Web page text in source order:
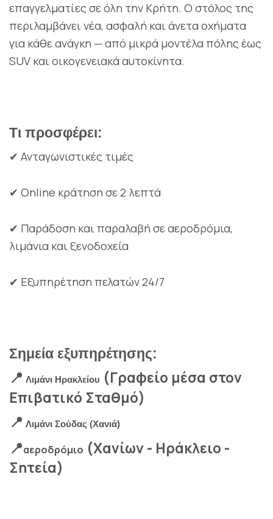
επαγγελματίες σε όλη την Κρήτη. Ο στόλος της
περιλαμβάνει νέα, ασφαλή και άνετα οχήματα
για κάθε ανάγκη — από μικρά μοντέλα πόλης έως
SUV και οικογενειακά αυτοκίνητα.
Τι προσφέρει:
✔ Ανταγωνιστικές τιμές
✔ Online κράτηση σε 2 λεπτά
✔ Παράδοση και παραλαβή σε αεροδρόμια,
λιμάνια και ξενοδοχεία
✔ Εξυπηρέτηση πελατών 24/7
Σημεία εξυπηρέτησης:
📍 Λιμάνι Ηρακλείου (Γραφείο μέσα στον
Επιβατικό Σταθμό)
📍 Λιμάνι Σούδας (Χανιά)
📍αεροδρόμιο (Χανίων - Ηράκλειο -
Σητεία)